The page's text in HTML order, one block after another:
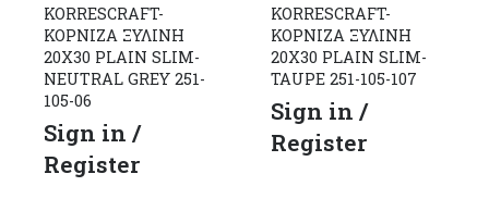
KORRESCRAFT-
ΚΟΡΝΙΖΑ ΞΥΛΙΝΗ
20X30 PLAIN SLIM-
NEUTRAL GREY 251-
105-06
Sign in /
Register
KORRESCRAFT-
ΚΟΡΝΙΖΑ ΞΥΛΙΝΗ
20X30 PLAIN SLIM-
TAUPE 251-105-107
Sign in /
Register